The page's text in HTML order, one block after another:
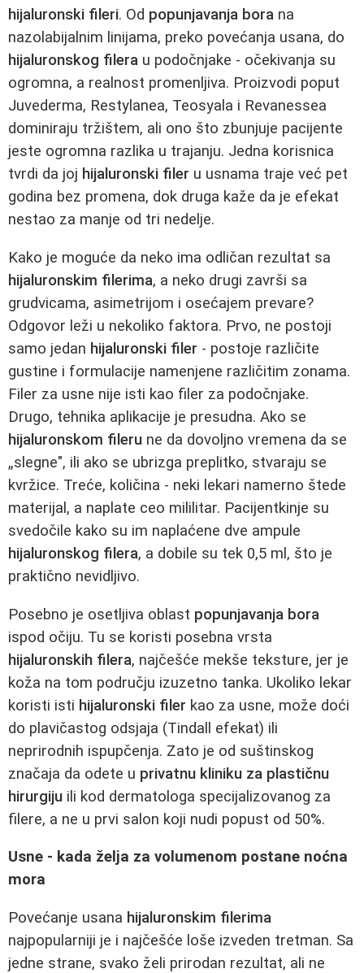
hijaluronski fileri. Od popunjavanja bora na
nazolabijalnim linijama, preko povećanja usana, do
hijaluronskog filera u podočnjake - očekivanja su
ogromna, a realnost promenljiva. Proizvodi poput
Juvederma, Restylanea, Teosyala i Revanessea
dominiraju tržištem, ali ono što zbunjuje pacijente
jeste ogromna razlika u trajanju. Jedna korisnica
tvrdi da joj hijaluronski filer u usnama traje već pet
godina bez promena, dok druga kaže da je efekat
nestao za manje od tri nedelje.
Kako je moguće da neko ima odličan rezultat sa
hijaluronskim filerima, a neko drugi završi sa
grudvicama, asimetrijom i osećajem prevare?
Odgovor leži u nekoliko faktora. Prvo, ne postoji
samo jedan hijaluronski filer - postoje različite
gustine i formulacije namenjene različitim zonama.
Filer za usne nije isti kao filer za podočnjake.
Drugo, tehnika aplikacije je presudna. Ako se
hijaluronskom fileru ne da dovoljno vremena da se
„slegne", ili ako se ubrizga preplitko, stvaraju se
kvržice. Treće, količina - neki lekari namerno štede
materijal, a naplate ceo mililitar. Pacijentkinje su
svedočile kako su im naplaćene dve ampule
hijaluronskog filera, a dobile su tek 0,5 ml, što je
praktično nevidljivo.
Posebno je osetljiva oblast popunjavanja bora
ispod očiju. Tu se koristi posebna vrsta
hijaluronskih filera, najčešće mekše teksture, jer je
koža na tom području izuzetno tanka. Ukoliko lekar
koristi isti hijaluronski filer kao za usne, može doći
do plavičastog odsjaja (Tindall efekat) ili
neprirodnih ispupčenja. Zato je od suštinskog
značaja da odete u privatnu kliniku za plastičnu
hirurgiju ili kod dermatologa specijalizovanog za
filere, a ne u prvi salon koji nudi popust od 50%.
Usne - kada želja za volumenom postane noćna
mora
Povećanje usana hijaluronskim filerima
najpopularniji je i najčešće loše izveden tretman. Sa
jedne strane, svako želi prirodan rezultat, ali ne